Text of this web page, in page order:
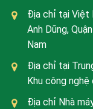
Địa chỉ tại Việt
Anh Dũng,
Nam
Địa chỉ tại
Khu công
Địa chỉ Nhà